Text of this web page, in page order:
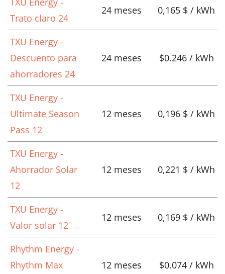
Trato claro 24
24 meses 0,165 $ / kWh
TXU Energy -
Descuento para
ahorradores 24
24 meses $0.246 / kWh
TXU Energy -
Ultimate Season
Pass 12
12 meses 0,196 $ / kWh
TXU Energy -
Ahorrador Solar
12
12 meses 0,221 $ / kWh
TXU Energy -
Valor solar 12
12 meses 0,169 $ / kWh
Rhythm Energy -
Rhythm Max
12 meses $0.074 / kWh